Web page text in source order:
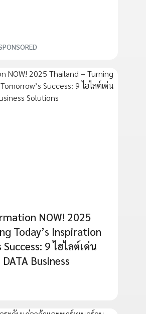
NOW! 2025
Today’s Inspiration
9 ไฮไลต์เด่น
Business